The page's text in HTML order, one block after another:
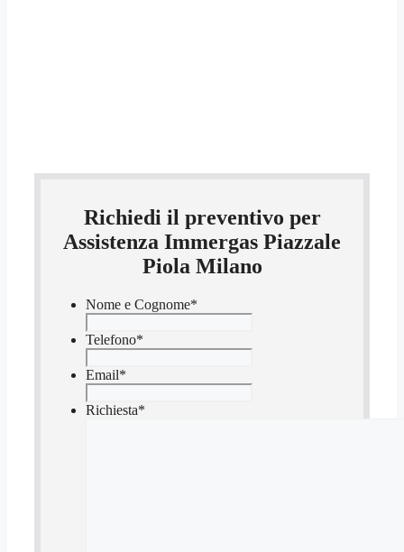
Richiedi il preventivo per
Assistenza Immergas Piazzale
Piola Milano
Nome e Cognome*
Telefono*
Email*
Richiesta*